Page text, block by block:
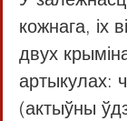
кожнага, іх
двух
артыкулах:
(актыўны